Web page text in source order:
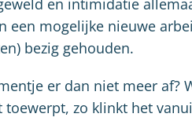
en intimidatie
een mogelijke nieuwe
bezig gehouden.
er dan niet meer af?
zo klinkt het